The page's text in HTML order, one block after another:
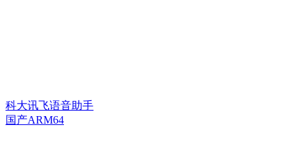
科大讯飞语音助手
国产ARM64